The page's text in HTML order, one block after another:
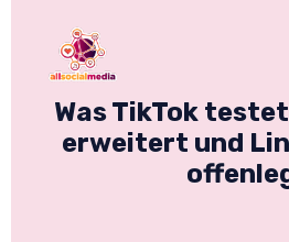
Was TikTok
erweitert und